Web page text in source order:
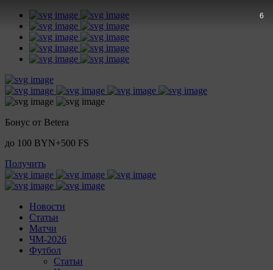
Бонус от Betera
до 100 BYN+500 FS
Получить
Новости
Статьи
Матчи
ЧМ-2026
Футбол
Статьи
5